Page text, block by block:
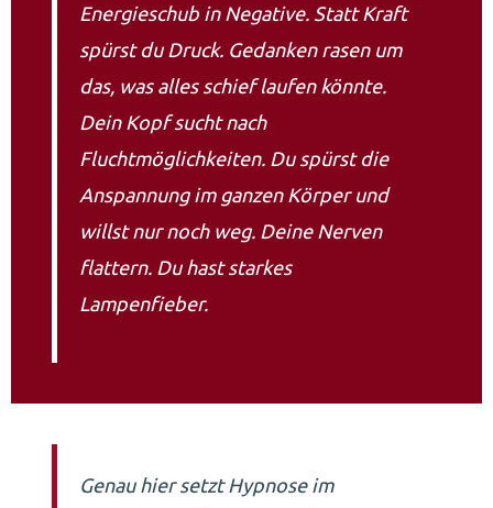
Energieschub in Negative. Statt Kraft
spürst du Druck. Gedanken rasen um
das, was alles schief laufen könnte.
Dein Kopf sucht nach
Fluchtmöglichkeiten. Du spürst die
Anspannung im ganzen Körper und
willst nur noch weg. Deine Nerven
flattern. Du hast starkes
Lampenfieber.
Genau hier setzt Hypnose im